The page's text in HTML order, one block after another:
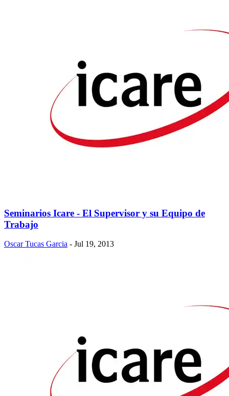
Seminarios Icare - El Supervisor y su Equipo de
Trabajo
Oscar Tucas Garcia - Jul 19, 2013